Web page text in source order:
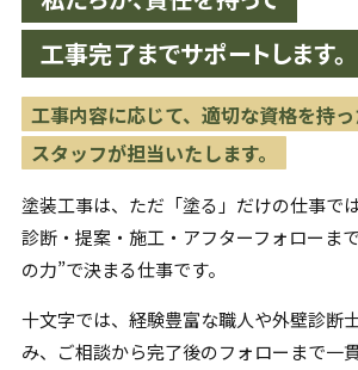
工事完了までサポートします。
工事内容に応じて、適切な資格を持
スタッフが担当いたします。
塗装工事は、ただ「塗る」だけの仕事で
診断・提案・施工・アフターフォローま
の力”で決まる仕事です。
十文字では、経験豊富な職人や外壁診断
み、 ご相談から完了後のフォローまで一